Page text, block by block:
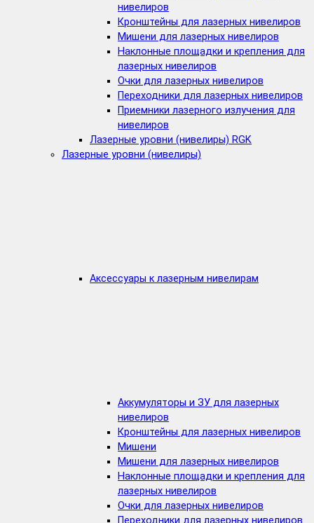
нивелиров
Кронштейны для лазерных нивелиров
Мишени для лазерных нивелиров
Наклонные площадки и крепления для
лазерных нивелиров
Очки для лазерных нивелиров
Переходники для лазерных нивелиров
Приемники лазерного излучения для
нивелиров
Лазерные уровни (нивелиры) RGK
Лазерные уровни (нивелиры)
Аксессуары к лазерным нивелирам
Аккумуляторы и ЗУ для лазерных
нивелиров
Кронштейны для лазерных нивелиров
Мишени
Мишени для лазерных нивелиров
Наклонные площадки и крепления для
лазерных нивелиров
Очки для лазерных нивелиров